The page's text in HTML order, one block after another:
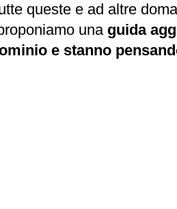
queste e ad altre
una guida
e stanno